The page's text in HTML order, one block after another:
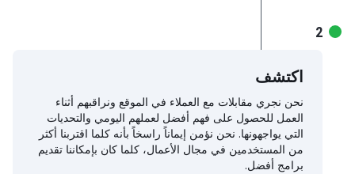
اكتشف
نحن نجري مقابلات مع العملاء في الموقع ونراقبهم أثناء
العمل للحصول على فهم أفضل لعملهم اليومي والتحديات
التي يواجهونها. نحن نؤمن إيماناً راسخاً بأنه كلما اقتربنا أكثر
من المستخدمين في مجال الأعمال، كلما كان بإمكاننا تقديم
برامج أفضل.
2